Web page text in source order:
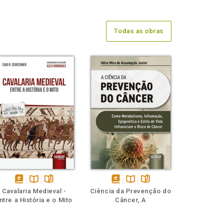
Todas as obras
disponível
em
Disponível
na
páginas
Cavalaria Medieval -
a História e o Mito
disponível
em
Disponível
na
páginas
Ciência da Prevenção do
Câncer, A